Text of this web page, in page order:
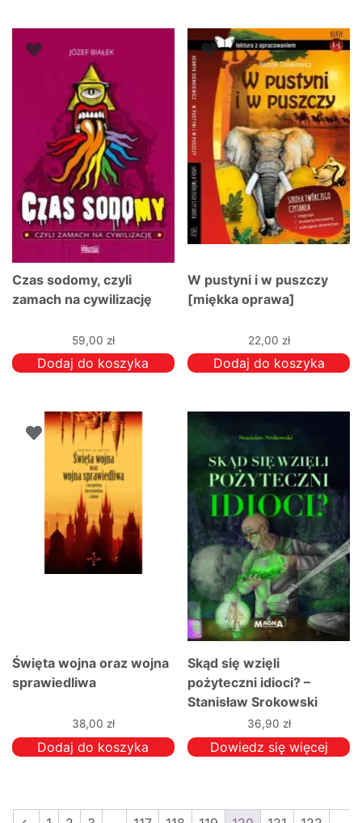
Czas sodomy, czyli
zamach na cywilizację
59,00 zł
Dodaj do koszyka
W pustyni i w puszczy
[miękka oprawa]
22,00 zł
Dodaj do koszyka
Święta wojna oraz wojna
sprawiedliwa
38,00 zł
Dodaj do koszyka
Skąd się wzięli
pożyteczni idioci? –
Stanisław Srokowski
36,90 zł
Dowiedz się więcej